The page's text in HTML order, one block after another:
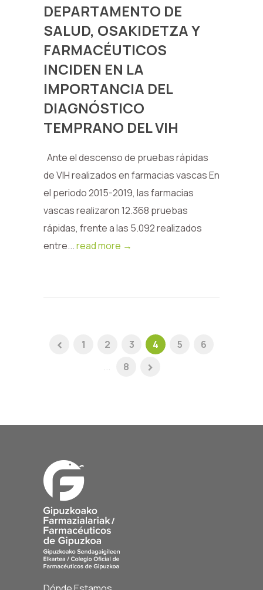
DEPARTAMENTO DE
SALUD, OSAKIDETZA Y
FARMACÉUTICOS
INCIDEN EN LA
IMPORTANCIA DEL
DIAGNÓSTICO
TEMPRANO DEL VIH
Ante el descenso de pruebas rápidas
de VIH realizados en farmacias vascas En
el periodo 2015-2019, las farmacias
vascas realizaron 12.368 pruebas
rápidas, frente a las 5.092 realizados
entre...read more →
1 2 3 4 5
6
...
8